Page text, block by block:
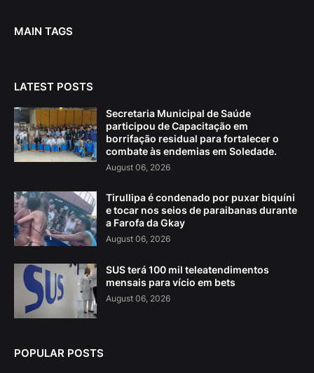
MAIN TAGS
LATEST POSTS
Secretaria Municipal de Saúde
participou de Capacitação em
borrifação residual para fortalecer o
combate às endemias em Soledade.
August 06, 2026
Tirullipa é condenado por puxar biquíni
e tocar nos seios de paraibanas durante
a Farofa da Gkay
August 06, 2026
SUS terá 100 mil teleatendimentos
mensais para vício em bets
August 06, 2026
POPULAR POSTS